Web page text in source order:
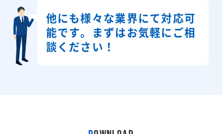
他にも様々な業界にて対応可
能です。
まずはお気軽にご相
談ください！